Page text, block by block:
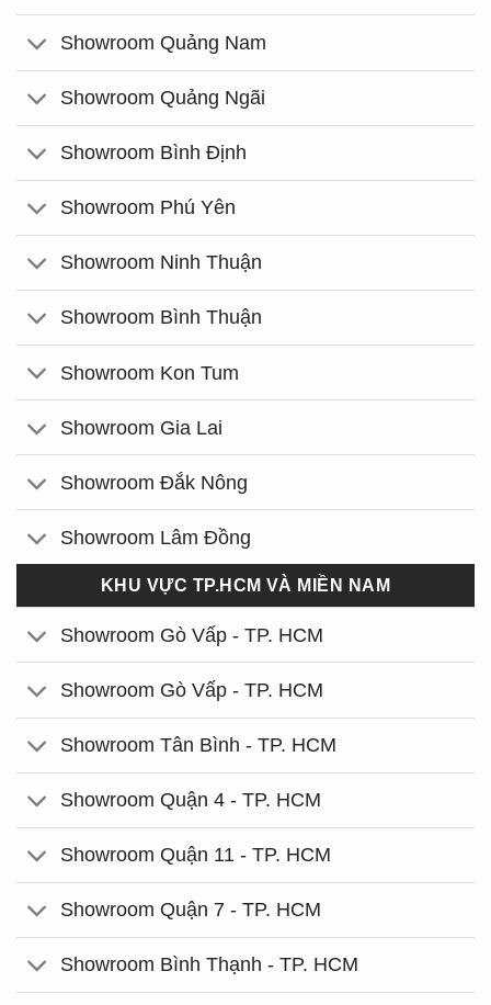
Showroom Quảng Nam
Showroom Quảng Ngãi
Showroom Bình Định
Showroom Phú Yên
Showroom Ninh Thuận
Showroom Bình Thuận
Showroom Kon Tum
Showroom Gia Lai
Showroom Đắk Nông
Showroom Lâm Đồng
KHU VỰC TP.HCM VÀ MIỀN NAM
Showroom Gò Vấp - TP. HCM
Showroom Gò Vấp - TP. HCM
Showroom Tân Bình - TP. HCM
Showroom Quận 4 - TP. HCM
Showroom Quận 11 - TP. HCM
Showroom Quận 7 - TP. HCM
Showroom Bình Thạnh - TP. HCM